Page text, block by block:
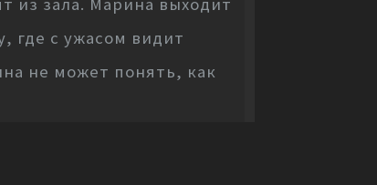
из зала. Марина выходит
где с ужасом видит
не может понять, как